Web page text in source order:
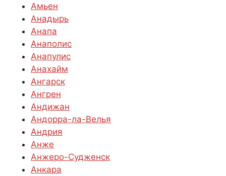
Амьен
Анадырь
Анапа
Анаполис
Анапулис
Анахайм
Ангарск
Ангрен
Андижан
Андорра-ла-Велья
Андрия
Анже
Анжеро-Судженск
Анкара